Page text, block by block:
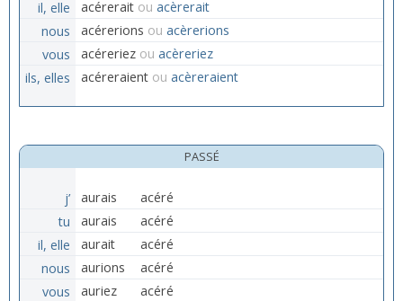
il, elle
acérerait ou acèrerait
nous
acérerions ou acèrerions
vous
acéreriez ou acèreriez
ils, elles
acéreraient ou acèreraient
PASSÉ
j’ aurais
acéré
tu
aurais
acéré
il, elle
aurait
acéré
nous
aurions
acéré
vous
auriez
acéré